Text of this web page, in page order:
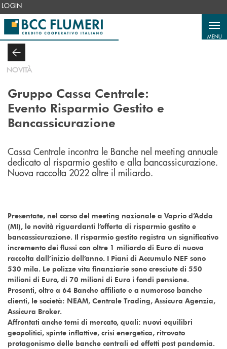
Salta al contenuto principale
LOGIN
MENU
NOVITÀ
Gruppo Cassa Centrale:
Evento Risparmio Gestito e
Bancassicurazione
Cassa Centrale incontra le Banche nel meeting annuale
dedicato al risparmio gestito e alla bancassicurazione.
Nuova raccolta 2022 oltre il miliardo.
Presentate, nel corso del meeting nazionale a Vaprio d’Adda
(MI), le novità riguardanti l’offerta di risparmio gestito e
bancassicurazione. Il risparmio gestito registra un significativo
incremento dei flussi con oltre 1 miliardo di Euro di nuova
raccolta dall’inizio dell’anno. I Piani di Accumulo NEF sono
530 mila. Le polizze vita finanziarie sono cresciute di 550
milioni di Euro, di 70 milioni di Euro i fondi pensione.
Presenti, oltre a 64 Banche affiliate e a numerose banche
clienti, le società: NEAM, Centrale Trading, Assicura Agenzia,
Assicura Broker.
Affrontati anche temi di mercato, quali: nuovi equilibri
geopolitici, spinte inflattive, crisi energetica, ritrovato
protagonismo delle banche centrali ed effetti post pandemia.